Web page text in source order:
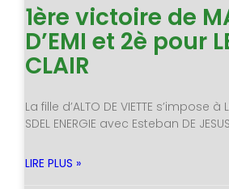
1ère victoire de
D’EMI et 2è pour
CLAIR
La fille d’ALTO DE VIETTE s’impose
SDEL ENERGIE avec Esteban DE
LIRE PLUS »